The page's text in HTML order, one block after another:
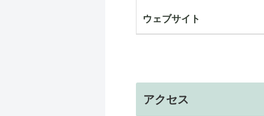
ウェブサイト
アクセス